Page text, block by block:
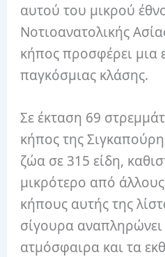
αυτού του μικρού
Νοτιοανατολικής
κήπος προσφέρει μια
παγκόσμιας κλάσης.
Σε έκταση 69
κήπος της
ζώα σε 315 είδη,
μικρότερο από
κήπους αυτής της
σίγουρα
ατμόσφαιρα και τα